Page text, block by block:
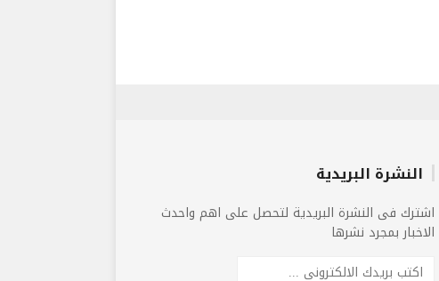
النشرة البريدية
اشترك فى النشرة البريدية لتحصل على اهم واحدث
الاخبار بمجرد نشرها